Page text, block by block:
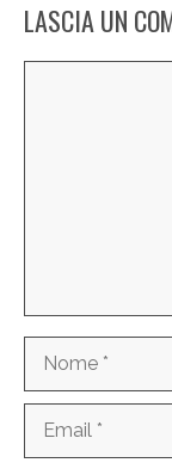
LASCIA UN